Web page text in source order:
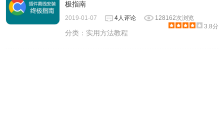
极指南
2019-01-07 4人评论
128162次浏览
3.8分
分类： 实用方法教程